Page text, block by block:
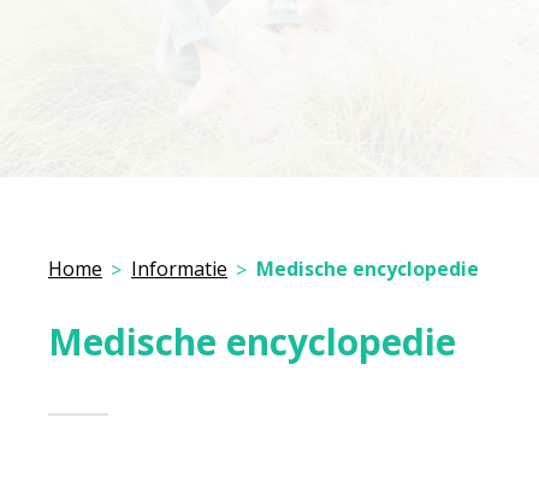
Home Informatie Medische encyclopedie
Medische encyclopedie